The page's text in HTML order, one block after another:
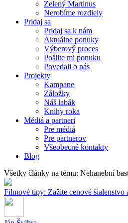
Zelený Martinus
Nerobíme rozdiely
Pridaj sa
Pridaj sa k nám
Aktuálne ponuky
Výberový proces
Pošlite mi ponuku
Povedali o nás
Projekty
Kampane
Záložky
Náš labák
Knihy roka
Médiá a partneri
Pre médiá
Pre partnerov
Všeobecné kontakty
Blog
Všetky články na tému: Nehanební
Filmové tipy: Zažite cenové